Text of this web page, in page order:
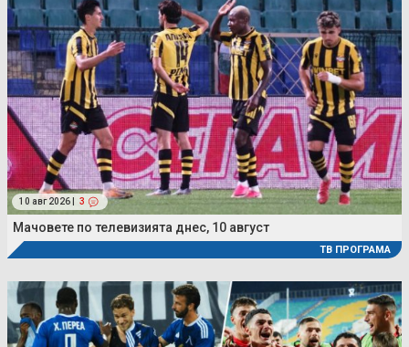
10 авг 2026 | 3
Мачовете по телевизията днес, 10 август
ТВ ПРОГРАМА